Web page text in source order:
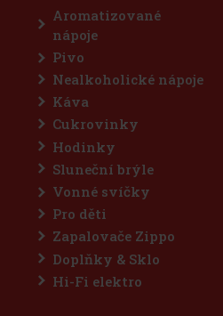
Do košíku
Sleva: 43%
Akce
Aromatizované
nápoje
Pivo
Nealkoholické nápoje
Káva
Cukrovinky
Hodinky
Sluneční brýle
Vonné svíčky
Pro děti
Zapalovače Zippo
Doplňky & Sklo
Hi-Fi elektro